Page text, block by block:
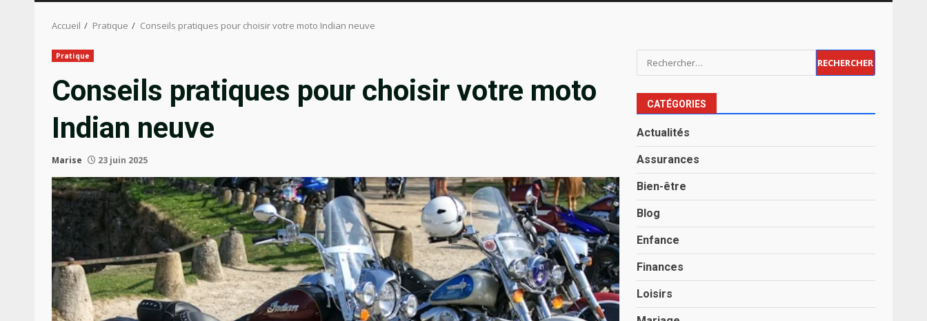
Accueil Pratique Conseils pratiques pour choisir votre moto Indian neuve
Pratique
Conseils pratiques pour choisir votre moto
Indian neuve
Marise 23 juin 2025
Rechercher :
CATÉGORIES
Actualités
Assurances
Bien-être
Blog
Enfance
Finances
Loisirs